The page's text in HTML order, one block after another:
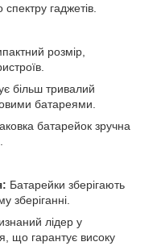
гаджетів.
розмір,
більш тривалий
батареями.
батарейок зручна
Батарейки зберігають
зберіганні.
лідер у
що гарантує високу